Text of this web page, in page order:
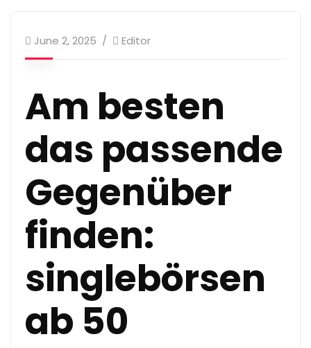
June 2, 2025 Editor
Am besten
das passende
Gegenüber
finden:
singlebörsen
ab 50